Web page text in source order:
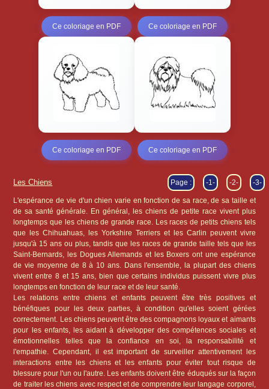
Ce coloriage en PDF Ce coloriage en PDF
Ce coloriage en PDF Ce coloriage en PDF
-3-
-2-
-1-
Page :
Les Chiens
L'espérance de vie d'un chien varie en fonction de sa race, de sa taille et
de sa santé générale. En général, les chiens de petite race vivent plus
longtemps que les chiens de grande race. Les races de petits chiens tels
que les Chihuahuas, les Yorkshire Terriers et les Carlin peuvent vivre
jusqu'à 15 ans ou plus, tandis que les races de grande taille tels que les
Saint-Bernards, les Dogues Allemands et les Boxers ont une espérance
de vie moyenne de 8 à 10 ans. Dans l'ensemble, la plupart des chiens
vivent entre 8 et 15 ans, bien que certains individus puissent vivre plus
longtemps en fonction de leur race et de leur santé.
Les relations entre chiens et enfants peuvent être très positives et
bénéfiques pour les deux parties, à condition qu'elles soient gérées
correctement. Les chiens peuvent être des compagnons loyaux et aimants
pour les enfants, les aidant à développer des compétences sociales et
émotionnelles telles que la confiance en soi, la responsabilité et
l'empathie. Cependant, il est important de surveiller attentivement les
interactions entre les chiens et les enfants pour éviter tout risque de
blessure pour l'un ou l'autre. Les enfants doivent être éduqués sur la façon
de traiter les chiens avec respect et de comprendre leur langage corporel,